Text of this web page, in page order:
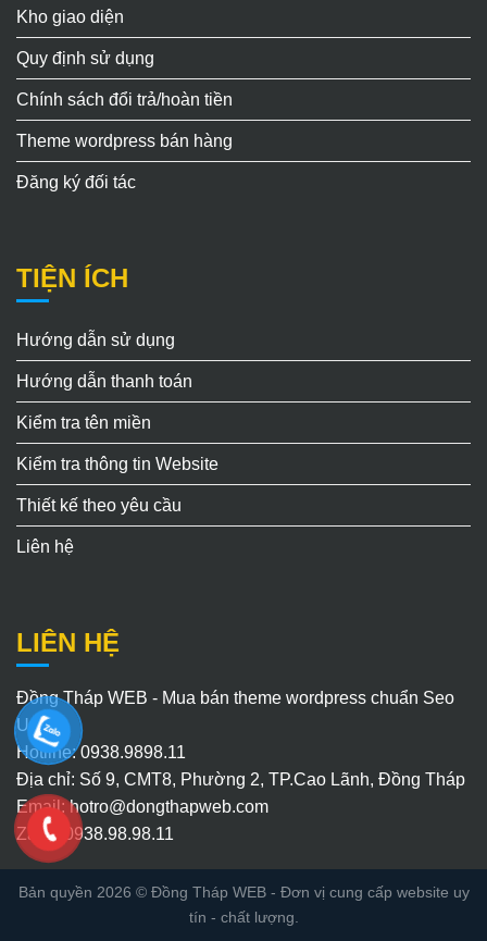
Kho giao diện
Quy định sử dụng
Chính sách đổi trả/hoàn tiền
Theme wordpress bán hàng
Đăng ký đối tác
TIỆN ÍCH
Hướng dẫn sử dụng
Hướng dẫn thanh toán
Kiểm tra tên miền
Kiểm tra thông tin Website
Thiết kế theo yêu cầu
Liên hệ
LIÊN HỆ
Đồng Tháp WEB - Mua bán theme wordpress chuẩn Seo
Uy Tín
Hotline: 0938.9898.11
Địa chỉ: Số 9, CMT8, Phường 2, TP.Cao Lãnh, Đồng Tháp
Email:hotro@dongthapweb.com
Zalo : 0938.98.98.11
Bản quyền 2026 © Đồng Tháp WEB- Đơn vị cung cấp website uy
tín - chất lượng.